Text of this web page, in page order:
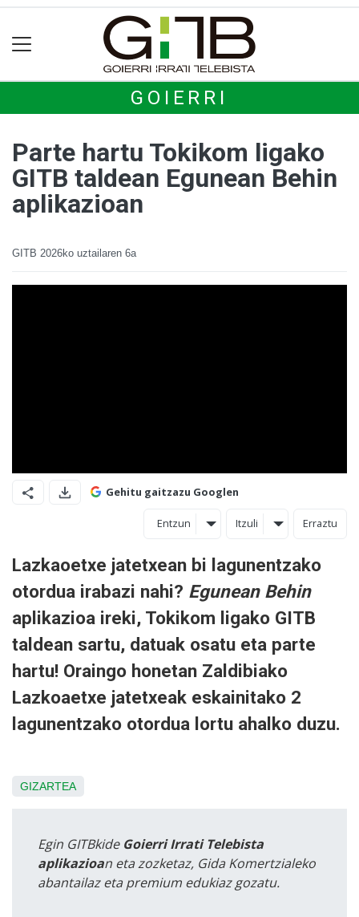
GOIERRI
Parte hartu Tokikom ligako
GITB taldean Egunean Behin
aplikazioan
GITB 2026ko uztailaren 6a
Gehitu gaitzazu Googlen
Entzun Itzuli Erraztu
Lazkaoetxe jatetxean bi lagunentzako
otordua irabazi nahi? Egunean Behin
aplikazioa ireki, Tokikom ligako GITB
taldean sartu, datuak osatu eta parte
hartu! Oraingo honetan Zaldibiako
Lazkoaetxe jatetxeak eskainitako 2
lagunentzako otordua lortu ahalko duzu.
GIZARTEA
Egin GITBkide Goierri Irrati Telebista
aplikazioan eta zozketaz, Gida Komertzialeko
abantailaz eta premium edukiaz gozatu.